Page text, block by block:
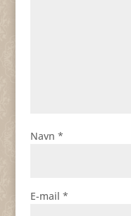
Navn *
E-mail *